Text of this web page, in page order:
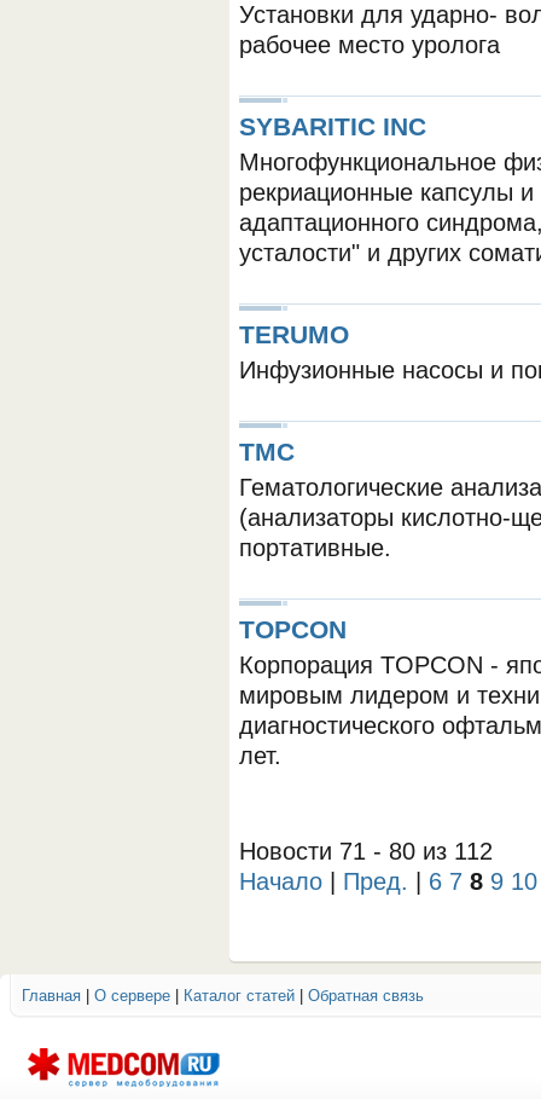
ОБОРУДОВАНИЯ МЕДКОМ
Установки для ударно-
рабочее место уролога
SYBARITIC INC
Многофункциональное
рекриационные капсулы
адаптационного
усталости" и других
TERUMO
Инфузионные насосы и
TMC
Гематологические
(анализаторы кислотно-
портативные.
TOPCON
Корпорация TOPCON -
мировым лидером и
диагностического
лет.
Новости 71 - 80 из 112
Начало
Пред. 6 7 8 9 10
Главная О сервере Каталог статей Обратная связь